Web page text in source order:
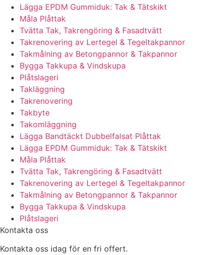
Lägga EPDM Gummiduk: Tak & Tätskikt
Måla Plåttak
Tvätta Tak, Takrengöring & Fasadtvätt
Takrenovering av Lertegel & Tegeltakpannor
Takmålning av Betongpannor & Takpannor
Bygga Takkupa & Vindskupa
Plåtslageri
Takläggning
Takrenovering
Takbyte
Takomläggning
Lägga Bandtäckt Dubbelfalsat Plåttak
Lägga EPDM Gummiduk: Tak & Tätskikt
Måla Plåttak
Tvätta Tak, Takrengöring & Fasadtvätt
Takrenovering av Lertegel & Tegeltakpannor
Takmålning av Betongpannor & Takpannor
Bygga Takkupa & Vindskupa
Plåtslageri
Kontakta oss
Kontakta oss idag för en fri offert.